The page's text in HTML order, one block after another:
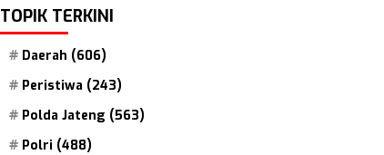
TOPIK TERKINI
Daerah (606)
Peristiwa (243)
Polda Jateng (563)
Polri (488)